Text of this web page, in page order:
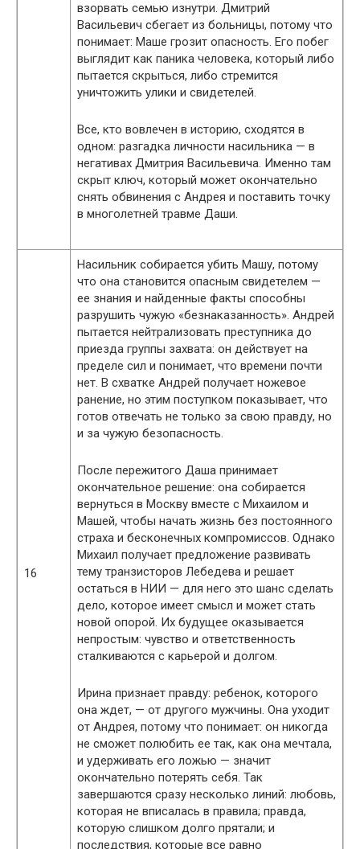
взорвать семью изнутри. Дмитрий
Васильевич сбегает из больницы, потому что
понимает: Маше грозит опасность. Его побег
выглядит как паника человека, который либо
пытается скрыться, либо стремится
уничтожить улики и свидетелей.
Все, кто вовлечен в историю, сходятся в
одном: разгадка личности насильника — в
негативах Дмитрия Васильевича. Именно там
скрыт ключ, который может окончательно
снять обвинения с Андрея и поставить точку
в многолетней травме Даши.
16
Насильник собирается убить Машу, потому
что она становится опасным свидетелем —
ее знания и найденные факты способны
разрушить чужую «безнаказанность». Андрей
пытается нейтрализовать преступника до
приезда группы захвата: он действует на
пределе сил и понимает, что времени почти
нет. В схватке Андрей получает ножевое
ранение, но этим поступком показывает, что
готов отвечать не только за свою правду, но
и за чужую безопасность.
После пережитого Даша принимает
окончательное решение: она собирается
вернуться в Москву вместе с Михаилом и
Машей, чтобы начать жизнь без постоянного
страха и бесконечных компромиссов. Однако
Михаил получает предложение развивать
тему транзисторов Лебедева и решает
остаться в НИИ — для него это шанс сделать
дело, которое имеет смысл и может стать
новой опорой. Их будущее оказывается
непростым: чувство и ответственность
сталкиваются с карьерой и долгом.
Ирина признает правду: ребенок, которого
она ждет, — от другого мужчины. Она уходит
от Андрея, потому что понимает: он никогда
не сможет полюбить ее так, как она мечтала,
и удерживать его ложью — значит
окончательно потерять себя. Так
завершаются сразу несколько линий: любовь,
которая не вписалась в правила; правда,
которую слишком долго прятали; и
последствия, которые все равно